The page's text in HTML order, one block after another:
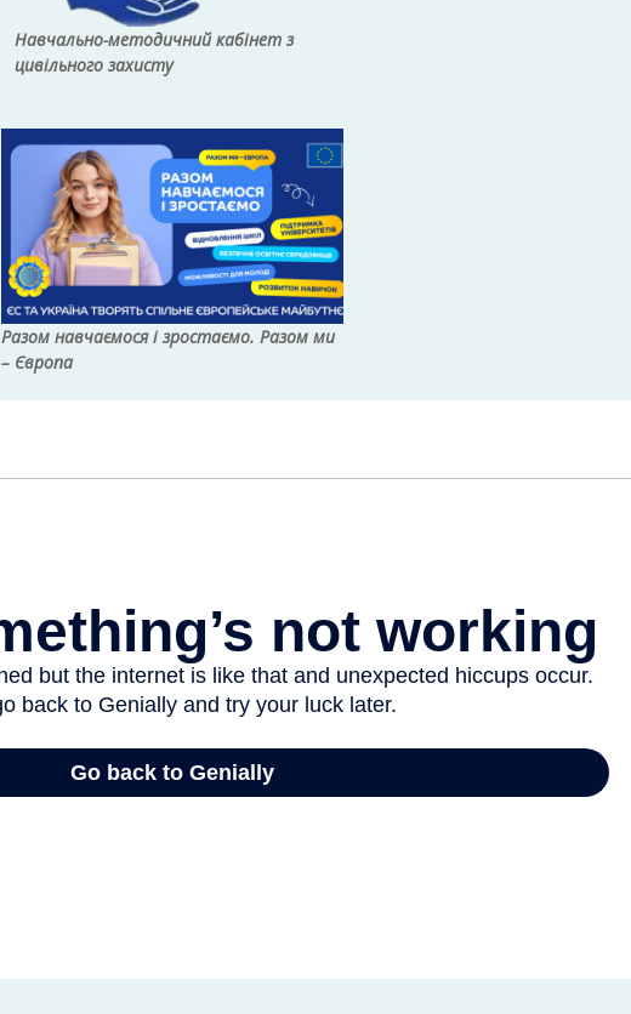
Навчально-методичний кабінет з
цивільного захисту
Разом навчаємося і зростаємо. Разом ми
– Європа